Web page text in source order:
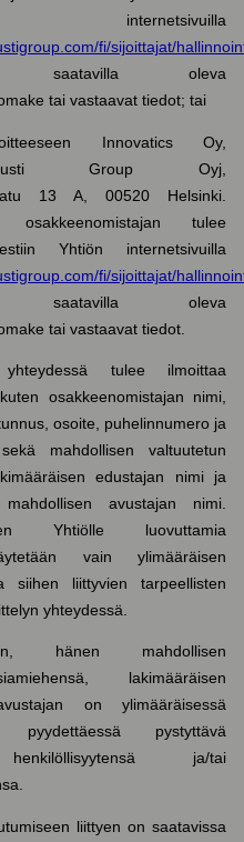
internetsivuilla
fi/sijoittajat/
oleva
tai vastaavat tiedot; tai
Innovatics Oy,
Musti Group Oyj,
13 A, 00520 Helsinki.
osakkeenomistajan tulee
Yhtiön internetsivuilla
fi/sijoittajat/
oleva
tai vastaavat tiedot.
yhteydessä tulee ilmoittaa
osakkeenomistajan nimi,
osoite, puhelinnumero ja
mahdollisen valtuutetun
edustajan nimi ja
avustajan nimi.
Yhtiölle luovuttamia
vain ylimääräisen
siihen liittyvien tarpeellisten
yhteydessä.
hänen mahdollisen
lakimääräisen
on ylimääräisessä
pyydettäessä pystyttävä
ja/tai
liittyen on saatavissa